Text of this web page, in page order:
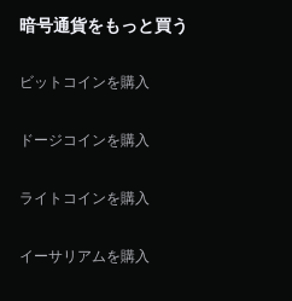
暗号通貨をもっと買う
ビットコインを購入
ドージコインを購入
ライトコインを購入
イーサリアムを購入